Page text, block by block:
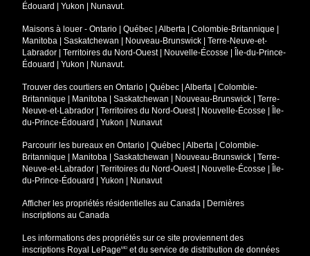
Édouard
Yukon Nunavut.
Maisons à louer - Ontario Québec Alberta Colombie-Britannique
Manitoba
Saskatchewan Nouveau-Brunswick
Terre-Neuve-et-
Labrador
Territoires du Nord-Ouest| Nouvelle-Écosse
Île-du-Prince-
Édouard
Yukon Nunavut.
Trouver des courtiers en Ontario Québec Alberta
Colombie-
Britannique
Manitoba Saskatchewan Nouveau-Brunswick
Terre-
Neuve-et-Labrador
Territoires du Nord-Ouest| Nouvelle-Écosse
Île-
du-Prince-Édouard
Yukon Nunavut
Parcourir les bureaux en Ontario Québec Alberta
Colombie-
Britannique
Manitoba Saskatchewan Nouveau-Brunswick
Terre-
Neuve-et-Labrador
Territoires du Nord-Ouest| Nouvelle-Écosse
Île-
du-Prince-Édouard
Yukon Nunavut
Afficher les propriétés résidentielles au Canada
Dernières
inscriptions au Canada
Les informations des propriétés sur ce site proviennent des
inscriptions Royal LePage MD et du service de distribution de données